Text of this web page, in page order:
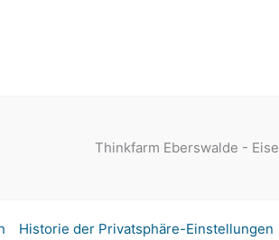
Thinkfarm Eberswalde -
Historie der Privatsphäre-Einstellungen